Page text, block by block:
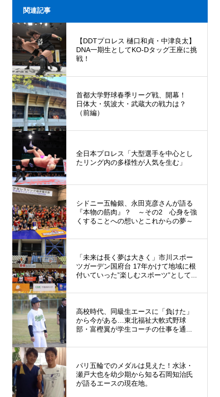
関連記事
【DDTプロレス 樋口和貞・中津良太】
DNA一期生としてKO-Dタッグ王座に挑
戦！
首都大学野球春季リーグ戦、開幕！
日体大・筑波大・武蔵大の戦力は？
（前編）
全日本プロレス「大型選手を中心とし
たリング内の多様性が人気を生む」
シドニー五輪銀、永田克彦さんが語る
『本物の筋肉』？ ～その2 心身を強
くすることへの想いとこれからの夢～
「未来は長く夢は大きく」市川スポー
ツガーデン国府台 17年かけて地域に根
付いていった”楽しむスポーツ”として...
高校時代、同級生エースに「負けた」
から今がある…東北福祉大軟式野球
部・富樫翼が学生コーチの仕事を通...
パリ五輪でのメダルは見えた！水泳・
瀬戸大也を幼少期から知る石岡知治氏
が語るエースの現在地。